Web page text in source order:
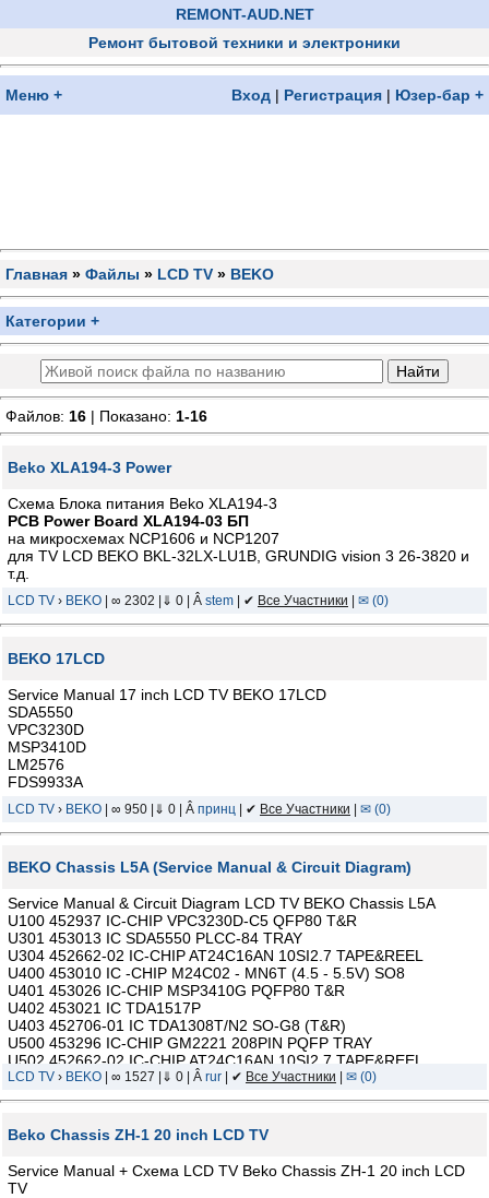
REMONT-AUD.NET
Ремонт бытовой техники и электроники
Меню + Вход | Регистрация | Юзер-бар +
Главная » Файлы » LCD TV » BEKO
Категории +
Файлов: 16 | Показано: 1-16
Beko XLA194-3 Power
Схема Блока питания Beko XLA194-3
PCB Power Board XLA194-03 БП
на микросхемах NCP1606 и NCP1207
для TV LCD BEKO BKL-32LX-LU1B, GRUNDIG vision 3 26-3820 и
т.д.
LCD TV › BEKO | ∞ 2302 |⇓ 0 | Â stem | ✔ Все Участники ✉ (0)
BEKO 17LCD
Service Manual 17 inch LCD TV BEKO 17LCD
SDA5550
VPC3230D
MSP3410D
LM2576
FDS9933A
LCD TV › BEKO | ∞ 950 |⇓ 0 | Â принц | ✔ Все Участники ✉ (0)
BEKO Chassis L5A (Service Manual & Circuit Diagram)
Service Manual & Circuit Diagram LCD TV BEKO Chassis L5A
U100 452937 IC-CHIP VPC3230D-C5 QFP80 T&R
U301 453013 IC SDA5550 PLCC-84 TRAY
U304 452662-02 IC-CHIP AT24C16AN 10SI2.7 TAPE&REEL
U400 453010 IC -CHIP M24C02 - MN6T (4.5 - 5.5V) SO8
U401 453026 IC-CHIP MSP3410G PQFP80 T&R
U402 453021 IC TDA1517P
U403 452706-01 IC TDA1308T/N2 SO-G8 (T&R)
U500 453296 IC-CHIP GM2221 208PIN PQFP TRAY
U502 452662-02 IC-CHIP AT24C16AN 10SI2.7 TAPE&REEL
U600 453294 IC-CHIP LM2576D2TR4-005V 3A TO263 STPT&R
U604 453124 IC-CHIP NCP1117DT33RK TO-252 PACK
LCD TV › BEKO | ∞ 1527 |⇓ 0 | Â rur | ✔ Все Участники ✉ (0)
Beko Сhassis ZH-1 20 inch LCD TV
Service Manual + Схема LCD TV Beko Chassis ZH-1 20 inch LCD
TV